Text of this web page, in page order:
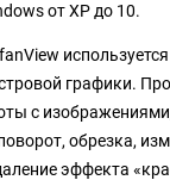
от XP до 10.
графики.
с
обрезка,
эффекта